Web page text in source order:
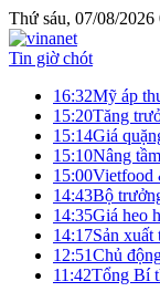
Thứ sáu, 07/08/
Tin giờ chót
16:32Mỹ áp
15:20Tăng
15:14Giá
15:10Nâng
15:00Vietfood
14:43Bộ
14:35Giá heo
14:17Sản
12:51Chủ
11:42Tổng Bí